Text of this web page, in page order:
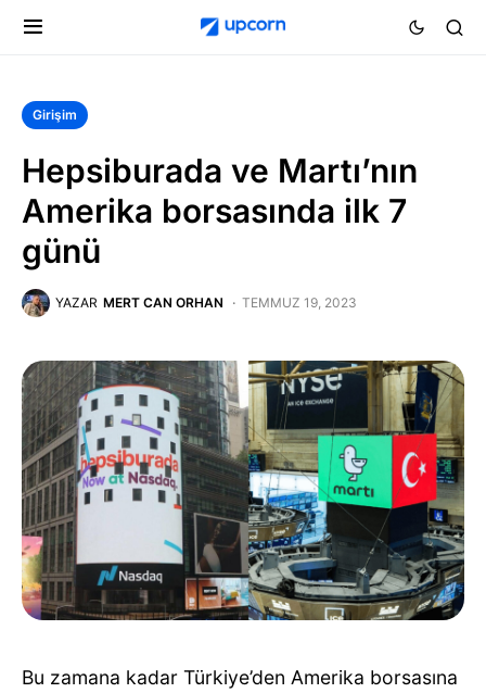
Girişim
Hepsiburada ve Martı’nın
Amerika borsasında ilk 7
günü
YAZAR MERT CAN ORHAN TEMMUZ 19, 2023
Bu zamana kadar Türkiye’den Amerika borsasına